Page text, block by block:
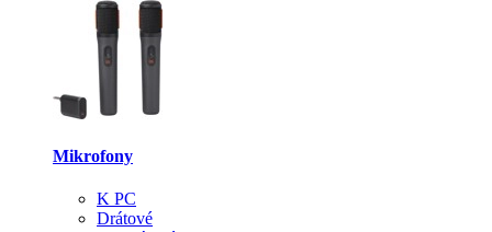
Mikrofony
K PC
Drátové